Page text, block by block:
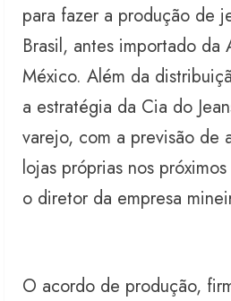
para fazer a produção de
Brasil, antes importado da
México. Além da
a estratégia da Cia do
varejo, com a previsão de
lojas próprias nos
o diretor da empresa
O acordo de produção,